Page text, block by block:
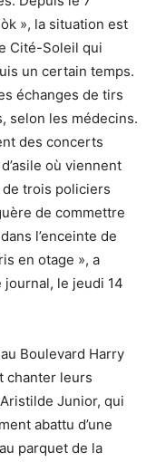
», la situation est
Cité-Soleil qui
un certain temps.
échanges de tirs
selon les médecins.
des concerts
où viennent
de trois policiers
de commettre
l’enceinte de
en otage », a
journal, le jeudi 14
Boulevard Harry
chanter leurs
Junior, qui
abattu d’une
parquet de la